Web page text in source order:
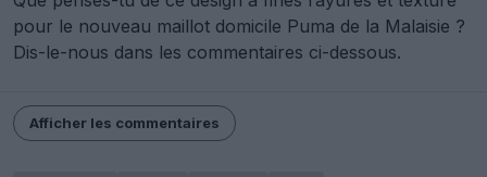
pour le nouveau maillot domicile Puma de la Malaisie ?
Dis-le-nous dans les commentaires ci-dessous.
Afficher les commentaires